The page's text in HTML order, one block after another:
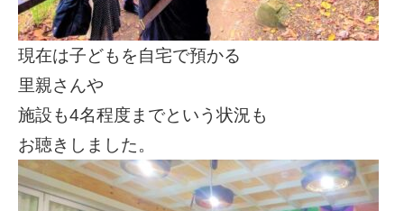
現在は子どもを自宅で預かる
里親さんや
施設も4名程度までという状況も
お聴きしました。